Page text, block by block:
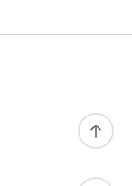
bereikbaarheid.
ook interessante
of zelfs een
gedeeltelijk